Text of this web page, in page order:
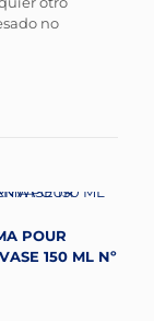
no
POUR
150 ML Nº